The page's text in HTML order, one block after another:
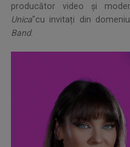
producător video și
Unica"cu invitați din
Band.